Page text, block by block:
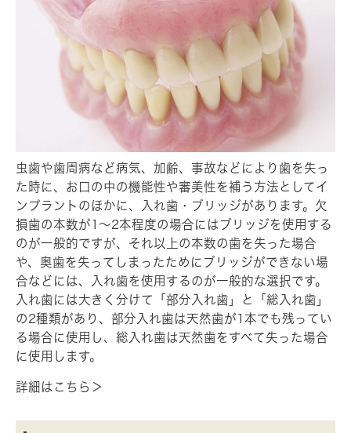
虫歯や歯周病など病気、加齢、事故などにより歯を失っ
た時に、お口の中の機能性や審美性を補う方法としてイ
ンプラントのほかに、入れ歯・ブリッジがあります。欠
損歯の本数が1～2本程度の場合にはブリッジを使用する
のが一般的ですが、それ以上の本数の歯を失った場合
や、奥歯を失ってしまったためにブリッジができない場
合などには、入れ歯を使用するのが一般的な選択です。
入れ歯には大きく分けて「部分入れ歯」と「総入れ歯」
の2種類があり、部分入れ歯は天然歯が1本でも残ってい
る場合に使用し、総入れ歯は天然歯をすべて失った場合
に使用します。
詳細はこちら＞